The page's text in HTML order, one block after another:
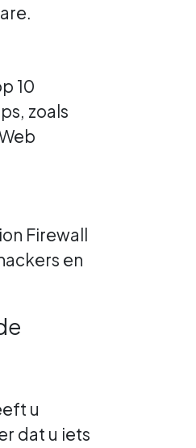
10
zoals
Firewall
en
u
dat u iets